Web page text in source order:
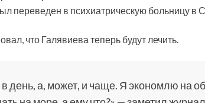
переведен в психиатрическую больницу в
что Галявиева теперь будут лечить.
в день, а, может, и чаще. Я экономлю на